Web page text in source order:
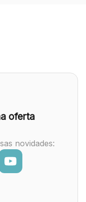
oferta
novidades: